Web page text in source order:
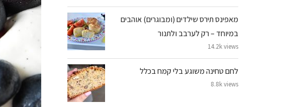
מאפינס תירס שילדים (ומבוגרים) אוהבים
במיוחד – רק לערבב ולתנור
14.2k views
לחם טחינה משוגע בלי קמח בכלל
8.8k views